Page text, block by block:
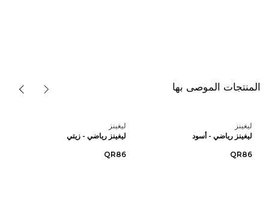
المنتجات الموصى بها
ليغينز
ليغينز رياضي - أسود
QR86
ليغينز
ليغينز رياضي - زيتي
QR86